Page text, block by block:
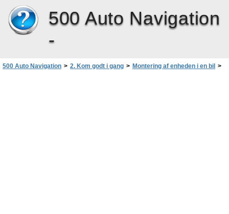
500 Auto Navigation
-
500 Auto Navigation > 2. Kom godt i gang > Montering af enheden i en bil >